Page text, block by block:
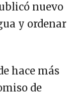
nuevo
y ordenar
hace más
de